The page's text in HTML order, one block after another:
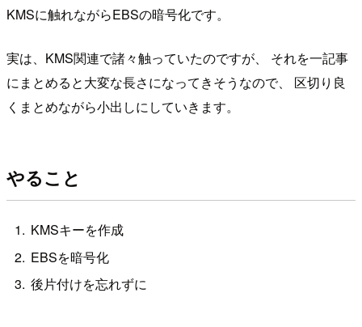
KMSに触れながらEBSの暗号化です。
実は、KMS関連で諸々触っていたのですが、 それを一記事
にまとめると大変な長さになってきそうなので、 区切り良
くまとめながら小出しにしていきます。
やること
KMSキーを作成
EBSを暗号化
後片付けを忘れずに